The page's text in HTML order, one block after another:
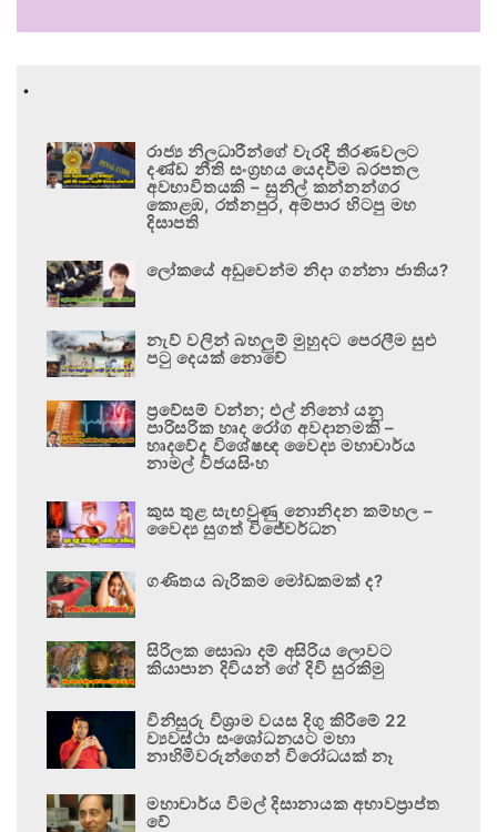
.
රාජ්‍ය නිලධාරීන්ගේ වැරදි තීරණවලට
දණ්ඩ නීති සංග්‍රහය යෙදවීම බරපතල
අවභාවිතයකි – සුනිල් කන්නන්ගර
කොළඹ, රත්නපුර, අම්පාර හිටපු මහ
දිසාපති
ලෝකයේ අඩුවෙන්ම නිදා ගන්නා ජාතිය?
නැව් වලින් බහලුම් මුහුදට පෙරලීම සුළු
පටු දෙයක් නොවේ
ප්‍රවේසම් වන්න; එල් නිනෝ යනු
පාරිසරික හෘද රෝග අවදානමකි –
හෘදවේද විශේෂඥ වෛද්‍ය මහාචාර්ය
නාමල් විජයසිංහ
කුස තුළ සැඟවුණු නොනිදන කම්හල –
වෛද්‍ය සුගත් විජේවර්ධන
ගණිතය බැරිකම මෝඩකමක් ද?
සිරිලක සොබා දම් අසිරිය ලොවට
කියාපාන දිවියන් ගේ දිවි සුරකිමු
විනිසුරු විශ්‍රාම වයස දිගු කිරීමේ 22
ව්‍යවස්ථා සංශෝධනයට මහා
නාහිමිවරුන්ගෙන් විරෝධයක් නෑ
මහාචාර්ය විමල් දිසානායක අභාවප්‍රාප්ත
වේ